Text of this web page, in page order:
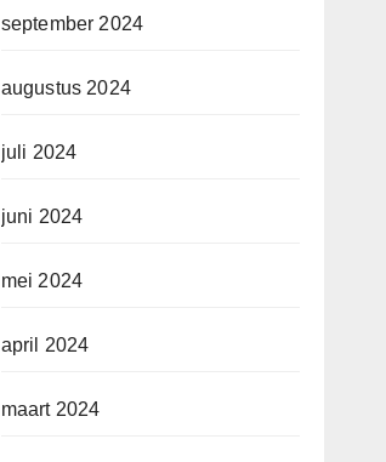
september 2024
augustus 2024
juli 2024
juni 2024
mei 2024
april 2024
maart 2024